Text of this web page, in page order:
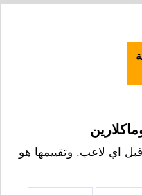
اي لاعب. وتقييمها هو